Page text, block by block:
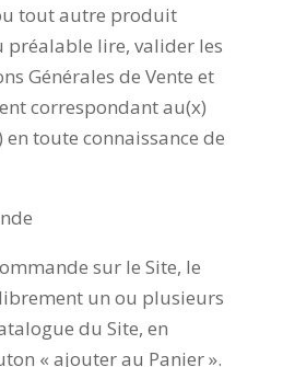
tout autre produit
préalable lire, valider les
Générales de Vente et
correspondant au(x)
toute connaissance de
sur le Site, le
un ou plusieurs
du Site, en
« ajouter au Panier ».